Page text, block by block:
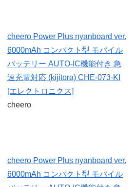
cheero Power Plus nyanboard ver.
6000mAh コンパクト型 モバイル
バッテリー AUTO-IC機能付き 急
速充電対応 (kijitora) CHE-073-KI
[エレクトロニクス]
cheero
cheero Power Plus nyanboard ver.
6000mAh コンパクト型 モバイル